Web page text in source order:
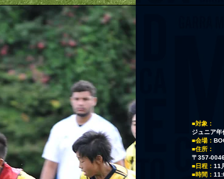
BOCAクリニックの特
チンのプロ指導者資格とプロフィジカルコー
・マンクーコーチがアルゼンチン流の実践的
02
■対象：
ジュニア
■会場：
■住所​：
〒357-
■日程： 11
■時間：